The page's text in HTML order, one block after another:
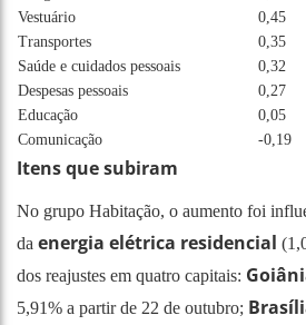
Vestuário
0,45
Transportes
0,35
Saúde e cuidados pessoais
0,32
Despesas pessoais
0,27
Educação
0,05
Comunicação
-0,19
Itens que subiram
No grupo Habitação, o aumento foi
da energia elétrica residencial
dos reajustes em quatro capitais:
5,91% a partir de 22 de outubro;